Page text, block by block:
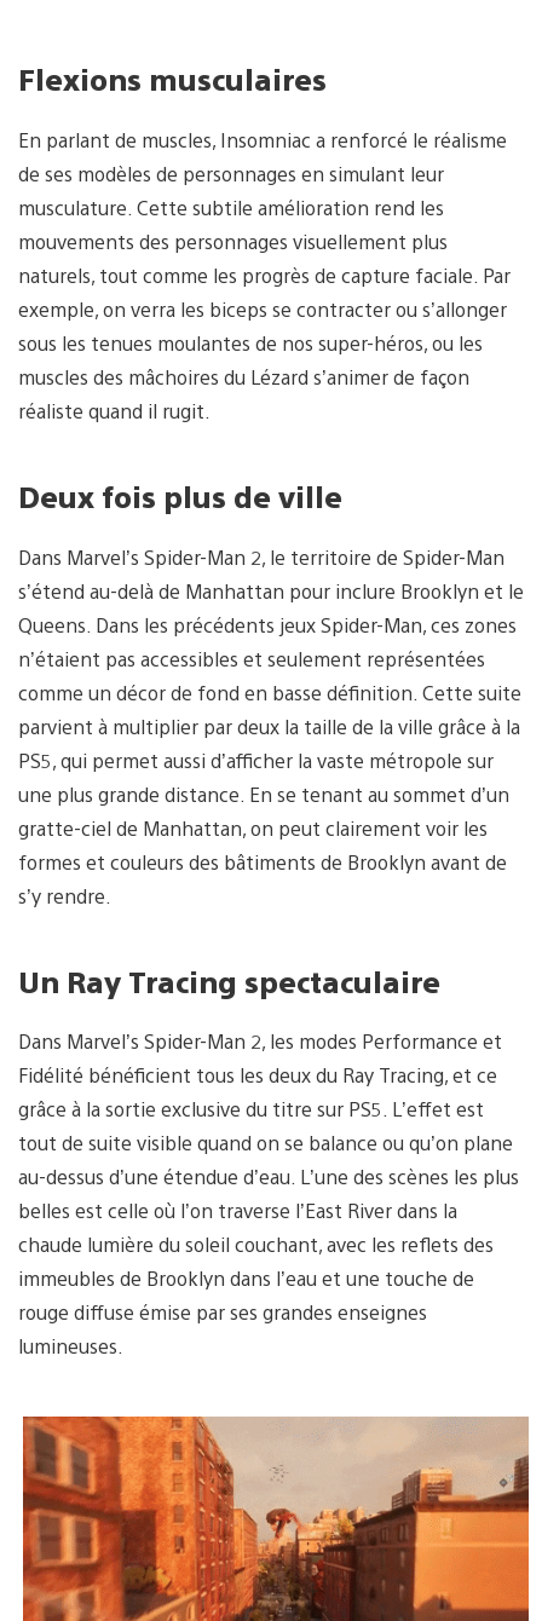
Flexions musculaires
En parlant de muscles, Insomniac a renforcé le réalisme
de ses modèles de personnages en simulant leur
musculature. Cette subtile amélioration rend les
mouvements des personnages visuellement plus
naturels, tout comme les progrès de capture faciale. Par
exemple, on verra les biceps se contracter ou s’allonger
sous les tenues moulantes de nos super-héros, ou les
muscles des mâchoires du Lézard s’animer de façon
réaliste quand il rugit.
Deux fois plus de ville
Dans Marvel’s Spider-Man 2, le territoire de Spider-Man
s’étend au-delà de Manhattan pour inclure Brooklyn et le
Queens. Dans les précédents jeux Spider-Man, ces zones
n’étaient pas accessibles et seulement représentées
comme un décor de fond en basse définition. Cette suite
parvient à multiplier par deux la taille de la ville grâce à la
PS5, qui permet aussi d’afficher la vaste métropole sur
une plus grande distance. En se tenant au sommet d’un
gratte-ciel de Manhattan, on peut clairement voir les
formes et couleurs des bâtiments de Brooklyn avant de
s’y rendre.
Un Ray Tracing spectaculaire
Dans Marvel’s Spider-Man 2, les modes Performance et
Fidélité bénéficient tous les deux du Ray Tracing, et ce
grâce à la sortie exclusive du titre sur PS5. L’effet est
tout de suite visible quand on se balance ou qu’on plane
au-dessus d’une étendue d’eau. L’une des scènes les plus
belles est celle où l’on traverse l’East River dans la
chaude lumière du soleil couchant, avec les reflets des
immeubles de Brooklyn dans l’eau et une touche de
rouge diffuse émise par ses grandes enseignes
lumineuses.